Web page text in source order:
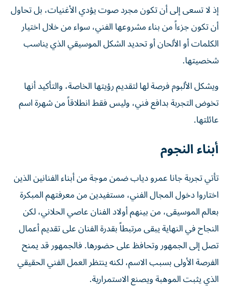
إذ لا تسعى إلى أن تكون مجرد صوت يؤدي الأغنيات، بل تحاول
أن تكون جزءاً من بناء مشروعها الفني، سواء من خلال اختيار
الكلمات أو الألحان أو تحديد الشكل الموسيقي الذي يناسب
شخصيتها.
ويشكل الألبوم فرصة لها لتقديم رؤيتها الخاصة، والتأكيد أنها
تخوض التجربة بدافع فني، وليس فقط انطلاقاً من شهرة اسم
عائلتها.
أبناء النجوم
تأتي تجربة جانا عمرو دياب ضمن موجة من أبناء الفنانين الذين
اختاروا دخول المجال الفني، مستفيدين من معرفتهم المبكرة
بعالم الموسيقى، من بينهم أولاد الفنان عاصي الحلاني، لكن
النجاح في النهاية يبقى مرتبطاً بقدرة الفنان على تقديم أعمال
تصل إلى الجمهور وتحافظ على حضورها. فالجمهور قد يمنح
الفرصة الأولى بسبب الاسم، لكنه ينتظر العمل الفني الحقيقي
الذي يثبت الموهبة ويصنع الاستمرارية.